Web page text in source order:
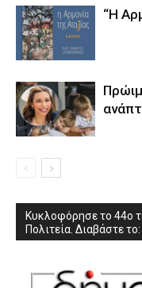
“Η
Κυκλοφόρησε το 44ο
Πολιτεία. Διαβάστε το: